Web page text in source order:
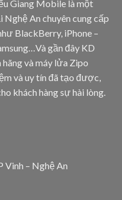
Giang Mobile là một
An chuyên cung cấp
BlackBerry, iPhone –
gần đây KD
và máy lửa Zipo
và uy tín đã tạo được,
khách hàng sự hài lòng.
Vinh – Nghệ An